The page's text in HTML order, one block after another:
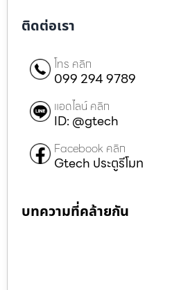
ติดต่อเรา
โทร คลิก
099 294 9789
แอดไลน์ คลิก
ID: @gtech
Facebook คลิก
Gtech ประตูรีโมท
บทความที่คล้ายกัน